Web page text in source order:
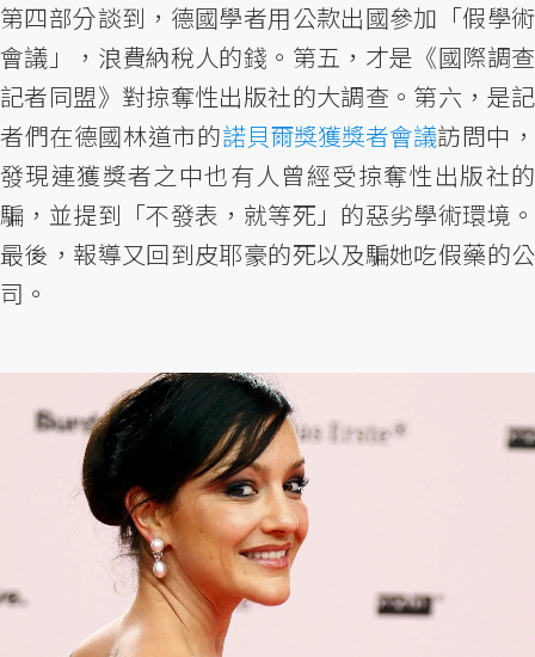
第四部分談到，德國學者用公款出國參加「假學術
會議」，浪費納稅人的錢。第五，才是《國際調查
記者同盟》對掠奪性出版社的大調查。第六，是記
者們在德國林道市的諾貝爾獎獲獎者會議訪問中，
發現連獲獎者之中也有人曾經受掠奪性出版社的
騙，並提到「不發表，就等死」的惡劣學術環境。
最後，報導又回到皮耶豪的死以及騙她吃假藥的公
司。